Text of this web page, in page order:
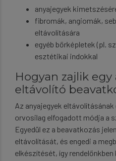
anyajegyek
fibromák, angiomák,
eltávolítására
egyéb bőrképletek (pl.
esztétikai indokkal
Hogyan zajlik egy
eltávolító
Az anyajegyek
orvosilag elfogadott módja a
Egyedül ez a beavatkozás
eltávolítását, és engedi a
elkészítését, így rendelőnkben